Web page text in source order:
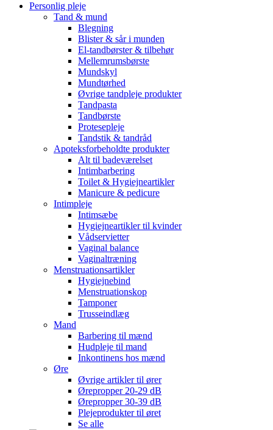
Personlig pleje
Tand & mund
Blegning
Blister & sår i munden
El-tandbørster & tilbehør
Mellemrumsbørste
Mundskyl
Mundtørhed
Øvrige tandpleje produkter
Tandpasta
Tandbørste
Protesepleje
Tandstik & tandråd
Apoteksforbeholdte produkter
Alt til badeværelset
Intimbarbering
Toilet & Hygiejneartikler
Manicure & pedicure
Intimpleje
Intimsæbe
Hygiejneartikler til kvinder
Vådservietter
Vaginal balance
Vaginaltræning
Menstruationsartikler
Hygiejnebind
Menstruationskop
Tamponer
Trusseindlæg
Mand
Barbering til mænd
Hudpleje til mand
Inkontinens hos mænd
Øre
Øvrige artikler til ører
Ørepropper 20-29 dB
Ørepropper 30-39 dB
Plejeprodukter til øret
Se alle